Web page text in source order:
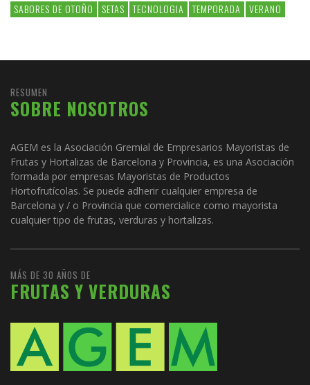
SABORES DE OTOÑO
SETAS TECNOLOGIA TEMPORADA VERANO
RESUMEN
SOBRE NOSOTROS
AGEM es la Asociación Gremial de Empresarios Mayoristas de
Frutas y Hortalizas de Barcelona y Provincia, es una Asociación
formada por empresas Mayoristas de Productos
Hortofrutícolas. Se puede adherir cualquier empresa de
Barcelona y / o Provincia que comercialice como mayorista
cualquier tipo de frutas, verduras y hortalizas.
MÁS DE 30 AÑOS DE
FRUTAS Y VERDURAS